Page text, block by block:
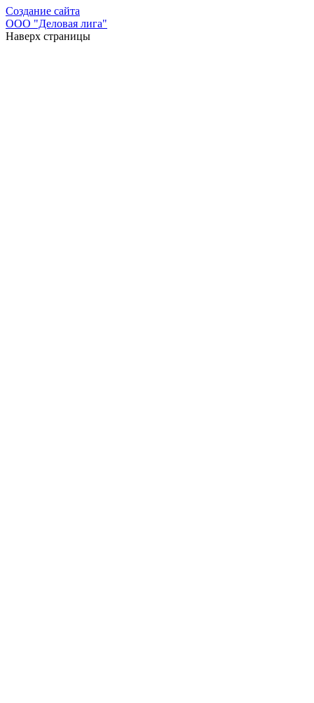
Создание сайта
ООО "Деловая лига"
Наверх страницы